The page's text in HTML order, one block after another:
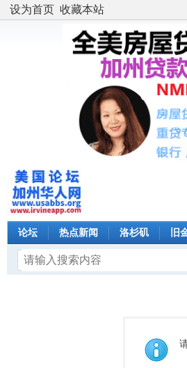
设为首页 收藏本站
论坛 热点新闻 洛杉矶 旧